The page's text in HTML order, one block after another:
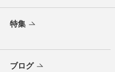
特集
ブログ